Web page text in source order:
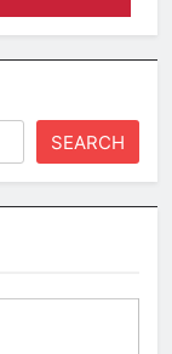
SEARCH